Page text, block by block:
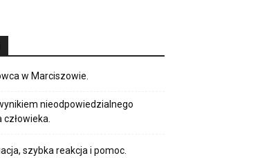
w Marciszowie.
nieodpowiedzialnego
szybka reakcja i pomoc.